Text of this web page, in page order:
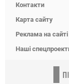
Контакти
Карта сайту
Реклама на сайті
Наші